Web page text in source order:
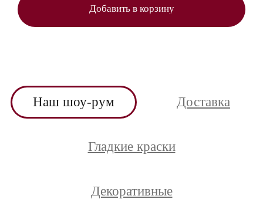
Добавить в корзину
Наш шоу-рум Доставка
Гладкие краски
Декоративные